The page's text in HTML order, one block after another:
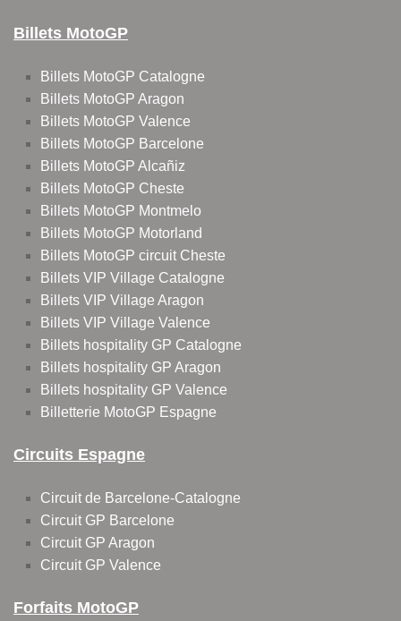
Billets MotoGP
Billets MotoGP Catalogne
Billets MotoGP Aragon
Billets MotoGP Valence
Billets MotoGP Barcelone
Billets MotoGP Alcañiz
Billets MotoGP Cheste
Billets MotoGP Montmelo
Billets MotoGP Motorland
Billets MotoGP circuit Cheste
Billets VIP Village Catalogne
Billets VIP Village Aragon
Billets VIP Village Valence
Billets hospitality GP Catalogne
Billets hospitality GP Aragon
Billets hospitality GP Valence
Billetterie MotoGP Espagne
Circuits Espagne
Circuit de Barcelone-Catalogne
Circuit GP Barcelone
Circuit GP Aragon
Circuit GP Valence
Forfaits MotoGP